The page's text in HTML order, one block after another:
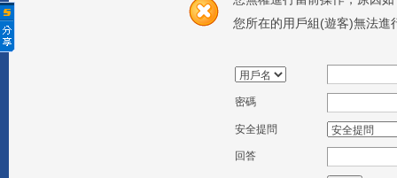
您所在的用戶組(遊客)無法進
密碼
安全提問
回答